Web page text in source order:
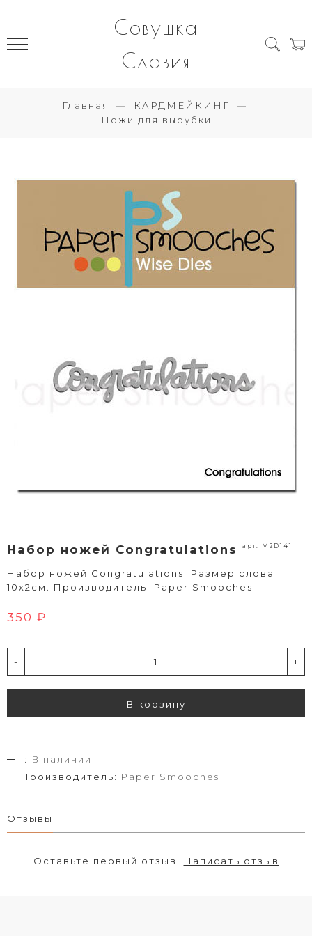
Совушка
Славия
Главная
КАРДМЕЙКИНГ
Ножи для вырубки
Набор ножей Congratulations арт. M2D141
Набор ножей Congratulations. Размер слова
10х2см. Производитель: Paper Smooches
350 ₽
- +
В корзину
.:
В наличии
Производитель: Paper Smooches
Отзывы
Оставьте первый отзыв! Написать отзыв